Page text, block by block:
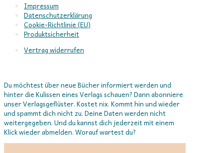
Impressum
Datenschutzerklärung
Cookie-Richtlinie (EU)
Produktsicherheit
Vertrag widerrufen
Du möchtest über neue Bücher informiert werden und
hinter die Kulissen eines Verlags schauen? Dann abonniere
unser Verlagsgeflüster. Kostet nix. Kommt hin und wieder
und spammt dich nicht zu. Deine Daten werden nicht
weitergegeben. Und du kannst dich jederzeit mit einem
Klick wieder abmelden. Worauf wartest du?